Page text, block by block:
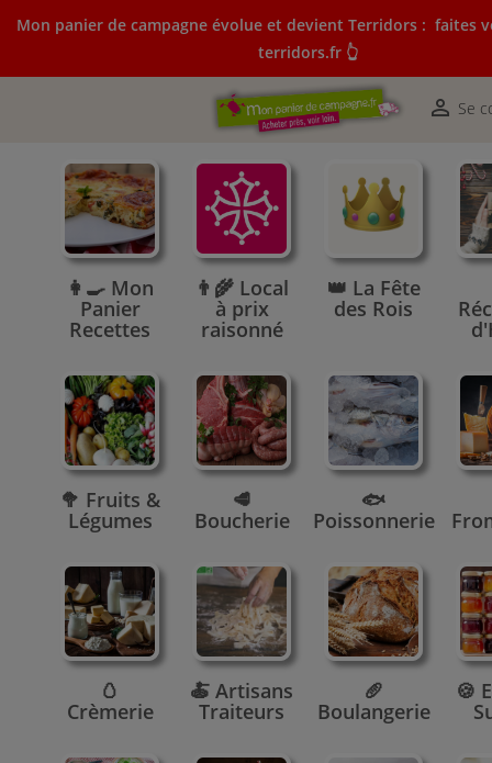
Mon panier de campagne évolue et devient Terridors : faites
terridors.fr 👆
 Se
Mon panier de campagne évolue et devient Terridors:
courses sur terridors.fr 👆
👩‍🍳 Mon
Panier
Recettes
👨‍🌾 Local
à prix
raisonné
👑 La Fête
des Rois
🥦 Fruits &
Légumes
🥩
Boucherie
🐟
Poissonnerie
🥚
Crèmerie
🍝 Artisans
Traiteurs
🥖
Boulangerie
🍪